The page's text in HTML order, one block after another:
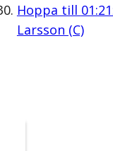
Hoppa till
Larsson (C)